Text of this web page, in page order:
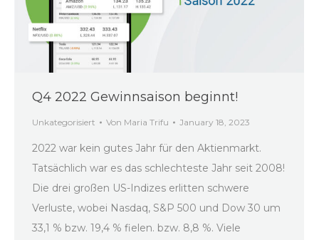
Q4 2022 Gewinnsaison beginnt!
Unkategorisiert Von Maria Trifu January 18, 2023
2022 war kein gutes Jahr für den Aktienmarkt.
Tatsächlich war es das schlechteste Jahr seit 2008!
Die drei großen US-Indizes erlitten schwere
Verluste, wobei Nasdaq, S&P 500 und Dow 30 um
33,1 % bzw. 19,4 % fielen. bzw. 8,8 %. Viele